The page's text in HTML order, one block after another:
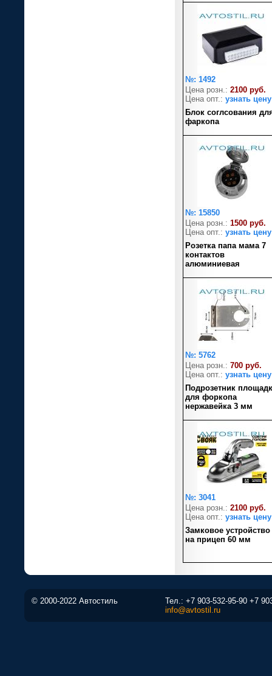
№: 1492
Цена розн.: 2100 руб.
Цена опт.: узнать цену
Блок соглсования
фаркопа
№: 15850
Цена розн.: 1500 руб.
Цена опт.: узнать цену
Розетка папа мама 7
контактов
алюминиевая
№: 5762
Цена розн.: 700 руб.
Цена опт.: узнать цену
Подрозетник
для форкопа
нержавейка 3 мм
№: 3041
Цена розн.: 2100 руб.
Цена опт.: узнать цену
Замковое устройство
на прицеп 60 мм
© 2000-2022 Автостиль Тел.: +7 903-532-95-90 +7
info@avtostil.ru